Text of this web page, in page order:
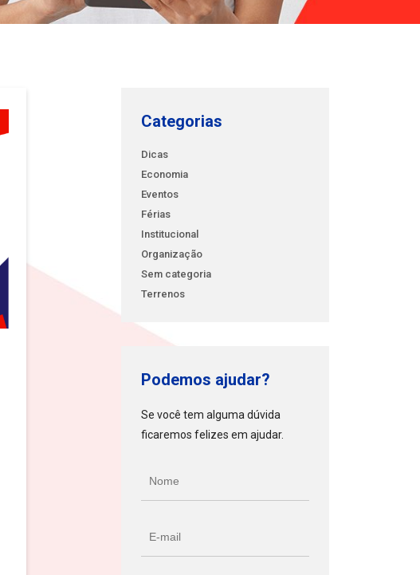
Categorias
Dicas
Economia
Eventos
Férias
Institucional
Organização
Sem categoria
Terrenos
Podemos ajudar?
Se você tem alguma dúvida
ficaremos felizes em ajudar.